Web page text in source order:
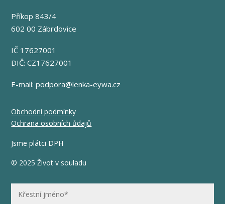
Příkop 843/4
602 00 Zábrdovice
IČ 17627001
DIČ: CZ17627001
E-mail:podpora@lenka-eywa.cz
Obchodní podmínky
Ochrana osobních ůdajů
Jsme plátci DPH
© 2025 Život v souladu